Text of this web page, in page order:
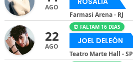
AGO
Farmasi Arena - RJ
22
AGO
⏰ FALTAM 16 DIAS
JOEL DELEÓN
Teatro Marte Hall - SP